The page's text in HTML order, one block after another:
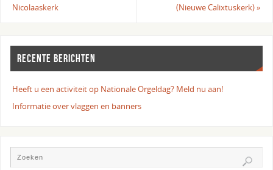
Nicolaaskerk
(Nieuwe Calixtuskerk)»
RECENTE BERICHTEN
Heeft u een activiteit op Nationale Orgeldag? Meld nu aan!
Informatie over vlaggen en banners